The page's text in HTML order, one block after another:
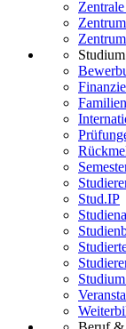
Studium
Stud.IP